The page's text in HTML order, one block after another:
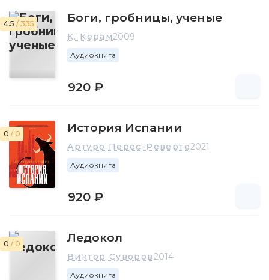
4.5 / 335 Боги, гробницы, ученые
К. Керам2009
Аудиокнига
920 ₽
0 / 0 История Испании
Артуро Перес-Реверте2021
Аудиокнига
920 ₽
0 / 0 Ледокол
Виктор Суворов2014
Аудиокнига